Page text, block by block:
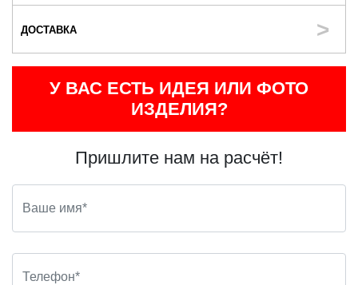
ДОСТАВКА
У ВАС ЕСТЬ ИДЕЯ ИЛИ ФОТО
ИЗДЕЛИЯ?
Пришлите нам на расчёт!